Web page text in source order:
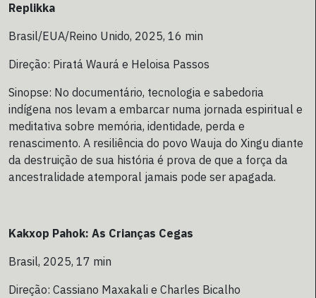
Replikka
Brasil/EUA/Reino Unido, 2025, 16 min
Direção: Piratá Waurá e Heloisa Passos
Sinopse: No documentário, tecnologia e sabedoria
indígena nos levam a embarcar numa jornada espiritual e
meditativa sobre memória, identidade, perda e
renascimento. A resiliência do povo Wauja do Xingu diante
da destruição de sua história é prova de que a força da
ancestralidade atemporal jamais pode ser apagada.
Kakxop Pahok: As Crianças Cegas
Brasil, 2025, 17 min
Direção: Cassiano Maxakali e Charles Bicalho